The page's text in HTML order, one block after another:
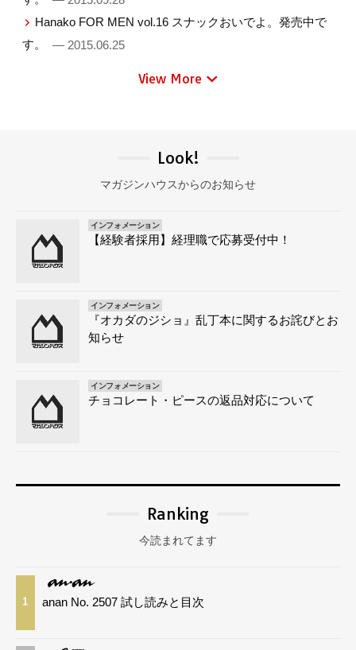
Hanako FOR MEN vol.16 スナックおいでよ。発売中で
す。
— 2015.06.25
View More
Look!
マガジンハウスからのお知らせ
インフォメーション
【経験者採用】経理職で応募受付中！
インフォメーション
『オカダのジショ』乱丁本に関するお詫びとお
知らせ
インフォメーション
チョコレート・ピースの返品対応について
Ranking
今読まれてます
1 anan No. 2507 試し読みと目次